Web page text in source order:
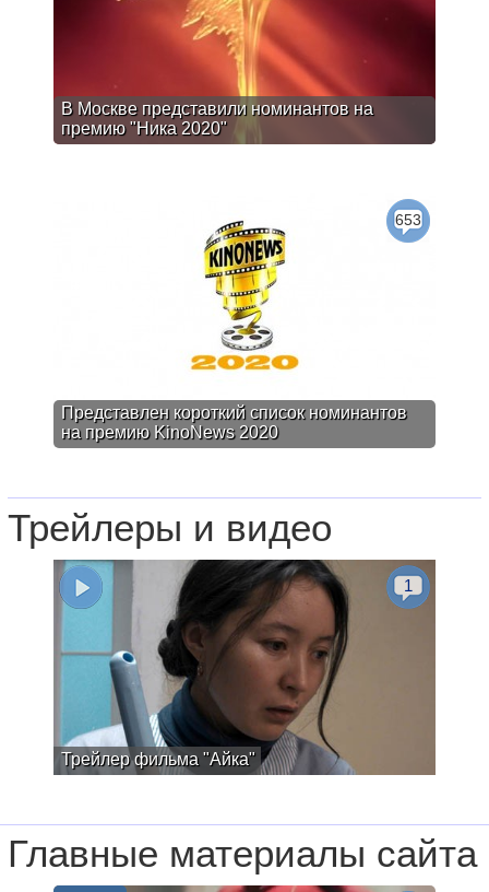
В Москве представили номинантов на
премию "Ника 2020"
Представлен короткий список номинантов
на премию KinoNews 2020
653
Трейлеры и видео
Трейлер фильма "Айка"
1
Главные материалы сайта